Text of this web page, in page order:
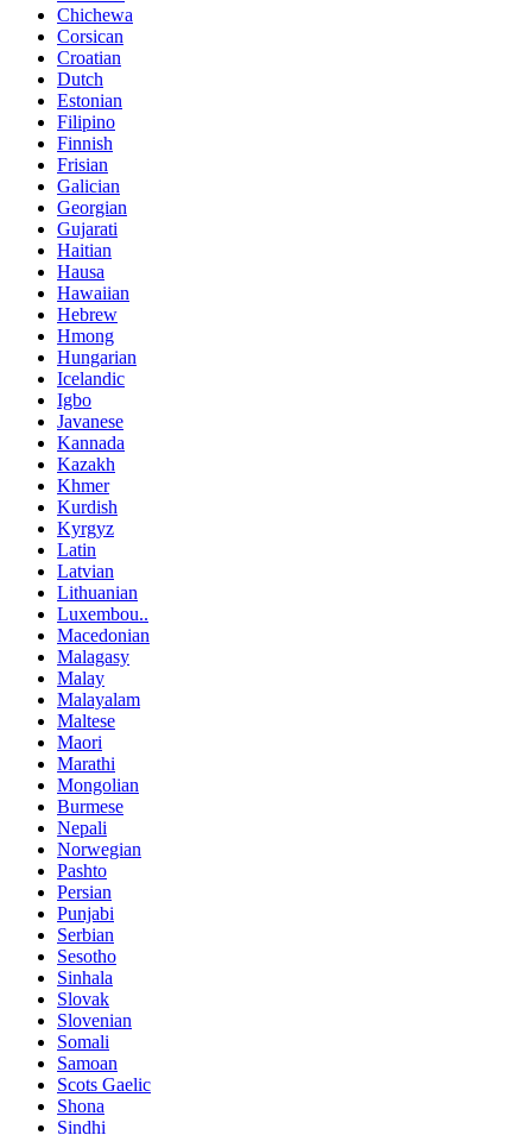
Chichewa
Corsican
Croatian
Dutch
Estonian
Filipino
Finnish
Frisian
Galician
Georgian
Gujarati
Haitian
Hausa
Hawaiian
Hebrew
Hmong
Hungarian
Icelandic
Igbo
Javanese
Kannada
Kazakh
Khmer
Kurdish
Kyrgyz
Latin
Latvian
Lithuanian
Luxembou..
Macedonian
Malagasy
Malay
Malayalam
Maltese
Maori
Marathi
Mongolian
Burmese
Nepali
Norwegian
Pashto
Persian
Punjabi
Serbian
Sesotho
Sinhala
Slovak
Slovenian
Somali
Samoan
Scots Gaelic
Shona
Sindhi